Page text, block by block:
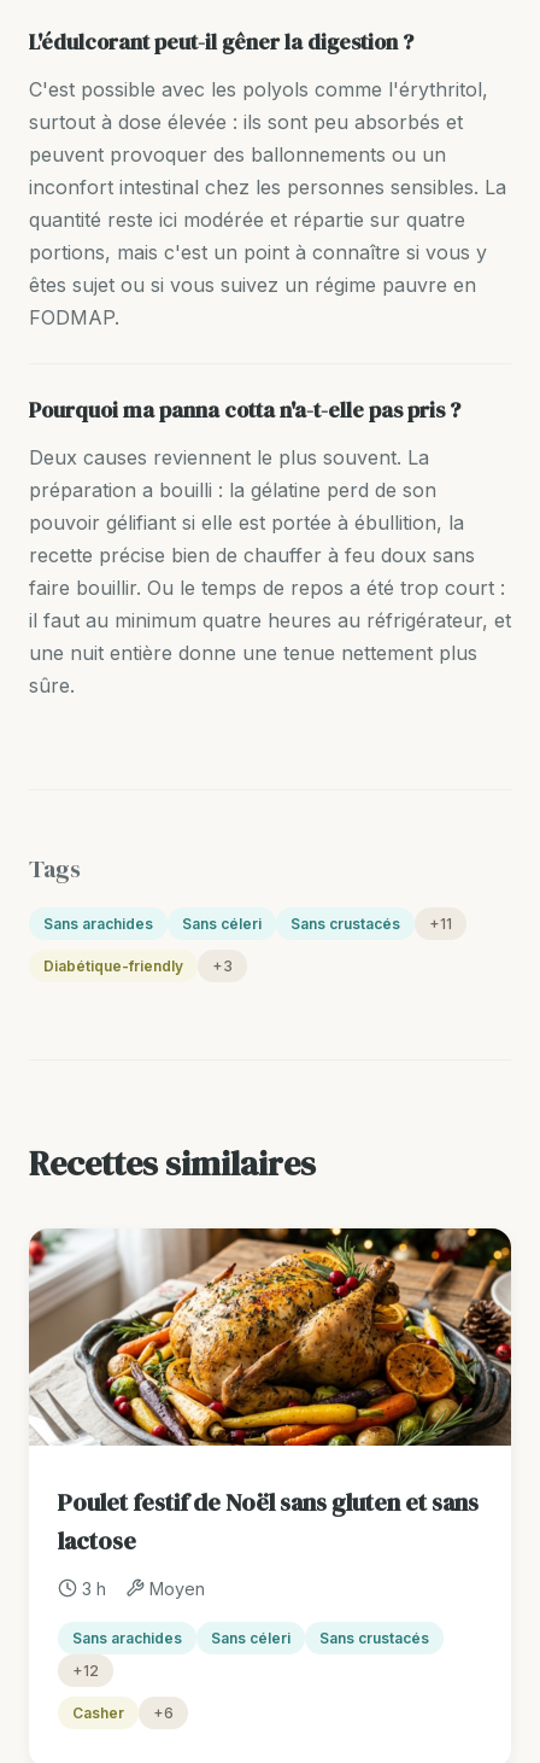
L'édulcorant peut-il gêner la digestion ?
C'est possible avec les polyols comme l'érythritol,
surtout à dose élevée : ils sont peu absorbés et
peuvent provoquer des ballonnements ou un
inconfort intestinal chez les personnes sensibles. La
quantité reste ici modérée et répartie sur quatre
portions, mais c'est un point à connaître si vous y
êtes sujet ou si vous suivez un régime pauvre en
FODMAP.
Pourquoi ma panna cotta n'a-t-elle pas pris ?
Deux causes reviennent le plus souvent. La
préparation a bouilli : la gélatine perd de son
pouvoir gélifiant si elle est portée à ébullition, la
recette précise bien de chauffer à feu doux sans
faire bouillir. Ou le temps de repos a été trop court :
il faut au minimum quatre heures au réfrigérateur, et
une nuit entière donne une tenue nettement plus
sûre.
Tags
Sans arachides Sans céleri Sans crustacés +11
Diabétique-friendly +3
Recettes similaires
Poulet festif de Noël sans gluten et sans
lactose
3 h Moyen
Sans arachides Sans céleri
Sans crustacés
+12
Casher +6